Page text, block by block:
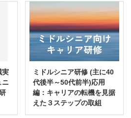
実
ニ
ミドルシニア研修 (主に40
代後半～50代前半)応用
編：キャリアの転機を見据
えた３ステップの取組